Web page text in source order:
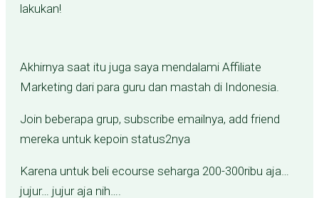
lakukan!
Akhirnya saat itu juga saya mendalami Affiliate
Marketing dari para guru dan mastah di Indonesia.
Join beberapa grup, subscribe emailnya, add friend
mereka untuk kepoin status2nya
Karena untuk beli ecourse seharga 200-300ribu aja…
jujur… jujur aja nih….